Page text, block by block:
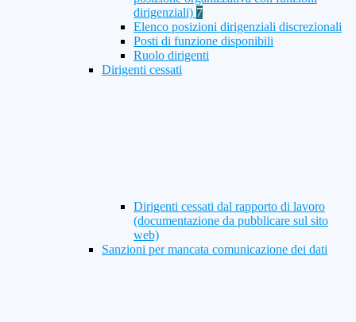
dirigenziali) 7
Elenco posizioni dirigenziali discrezionali
Posti di funzione disponibili
Ruolo dirigenti
Dirigenti cessati
Dirigenti cessati dal rapporto di lavoro
(documentazione da pubblicare sul sito
web)
Sanzioni per mancata comunicazione dei dati